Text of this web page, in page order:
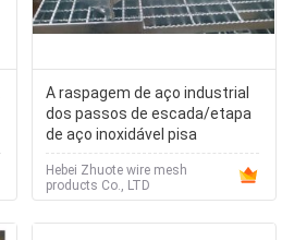
A raspagem de aço industrial
dos passos de escada/etapa
de aço inoxidável pisa
Hebei Zhuote wire mesh
products Co., LTD